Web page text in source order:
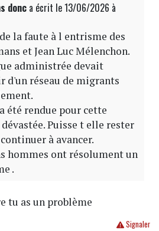
donca écrit le 13/06/2026 à
la faute à l entrisme des
et Jean Luc Mélenchon.
administrée devait
d'un réseau de migrants
été rendue pour cette
Puisse t elle rester
à avancer.
hommes ont résolument un
.
tu as un problème
Signaler